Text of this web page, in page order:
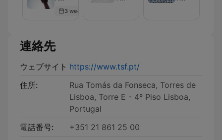
3 weeks ago
連絡先
ウェブサイト https://www.tsf.pt/
住所:
Rua Tomás da Fonseca, Torres de
Lisboa, Torre E - 4º Piso Lisboa,
Portugal
電話番号:
+351 21 861 25 00